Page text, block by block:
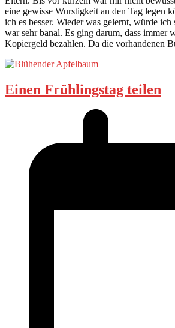
eine gewisse Wurstigkeit an den Tag legen
ich es besser. Wieder was gelernt, würde
war sehr banal. Es ging darum, dass immer
Kopiergeld bezahlen. Da die vorhandenen
Einen Frühlingstag teilen